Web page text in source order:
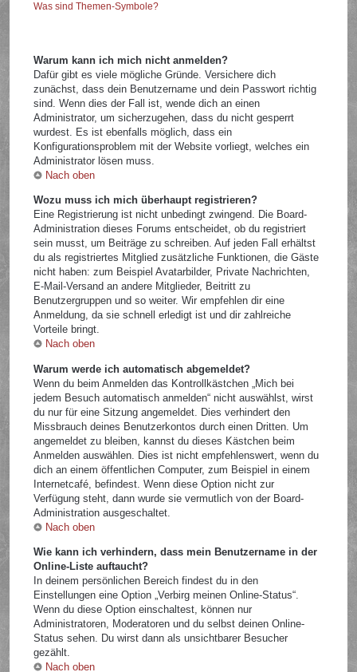
Was sind Themen-Symbole?
Warum kann ich mich nicht anmelden?
Dafür gibt es viele mögliche Gründe. Versichere dich
zunächst, dass dein Benutzername und dein Passwort richtig
sind. Wenn dies der Fall ist, wende dich an einen
Administrator, um sicherzugehen, dass du nicht gesperrt
wurdest. Es ist ebenfalls möglich, dass ein
Konfigurationsproblem mit der Website vorliegt, welches ein
Administrator lösen muss.
Nach oben
Wozu muss ich mich überhaupt registrieren?
Eine Registrierung ist nicht unbedingt zwingend. Die Board-
Administration dieses Forums entscheidet, ob du registriert
sein musst, um Beiträge zu schreiben. Auf jeden Fall erhältst
du als registriertes Mitglied zusätzliche Funktionen, die Gäste
nicht haben: zum Beispiel Avatarbilder, Private Nachrichten,
E-Mail-Versand an andere Mitglieder, Beitritt zu
Benutzergruppen und so weiter. Wir empfehlen dir eine
Anmeldung, da sie schnell erledigt ist und dir zahlreiche
Vorteile bringt.
Nach oben
Warum werde ich automatisch abgemeldet?
Wenn du beim Anmelden das Kontrollkästchen „Mich bei
jedem Besuch automatisch anmelden“ nicht auswählst, wirst
du nur für eine Sitzung angemeldet. Dies verhindert den
Missbrauch deines Benutzerkontos durch einen Dritten. Um
angemeldet zu bleiben, kannst du dieses Kästchen beim
Anmelden auswählen. Dies ist nicht empfehlenswert, wenn du
dich an einem öffentlichen Computer, zum Beispiel in einem
Internetcafé, befindest. Wenn diese Option nicht zur
Verfügung steht, dann wurde sie vermutlich von der Board-
Administration ausgeschaltet.
Nach oben
Wie kann ich verhindern, dass mein Benutzername in der
Online-Liste auftaucht?
In deinem persönlichen Bereich findest du in den
Einstellungen eine Option „Verbirg meinen Online-Status“.
Wenn du diese Option einschaltest, können nur
Administratoren, Moderatoren und du selbst deinen Online-
Status sehen. Du wirst dann als unsichtbarer Besucher
gezählt.
Nach oben